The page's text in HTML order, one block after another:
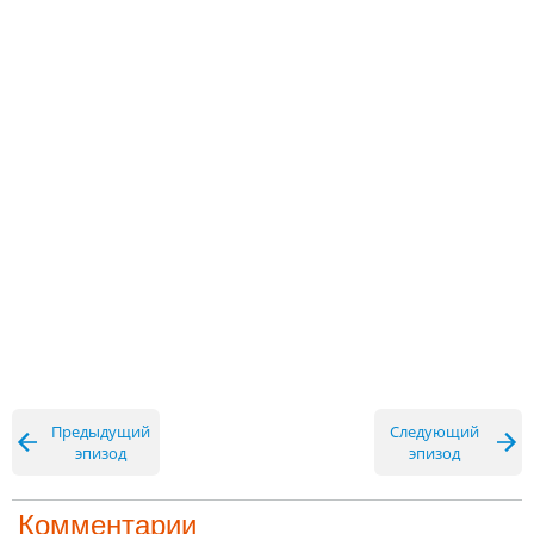
Предыдущий
эпизод
Следующий
эпизод
Комментарии